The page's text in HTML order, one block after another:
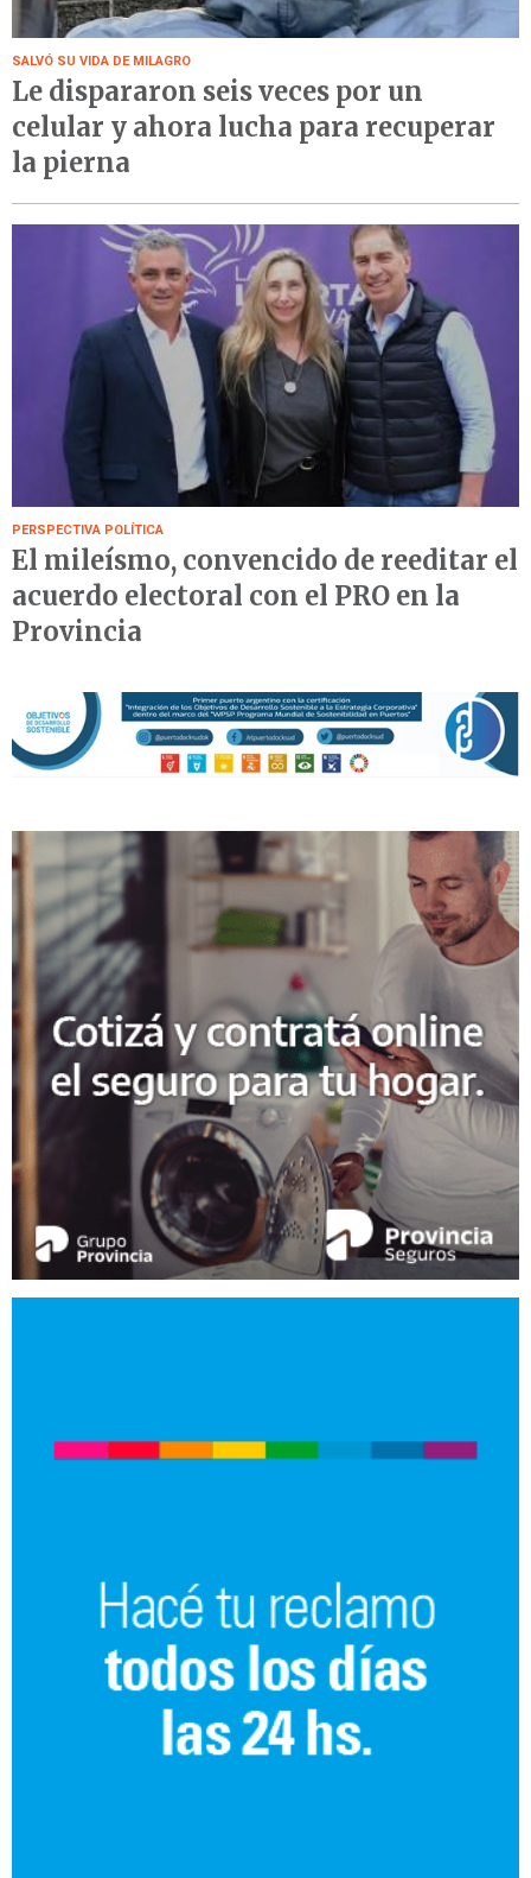
SALVÓ SU VIDA DE MILAGRO
Le dispararon seis veces por un
celular y ahora lucha para recuperar
la pierna
PERSPECTIVA POLÍTICA
El mileísmo, convencido de reeditar el
acuerdo electoral con el PRO en la
Provincia